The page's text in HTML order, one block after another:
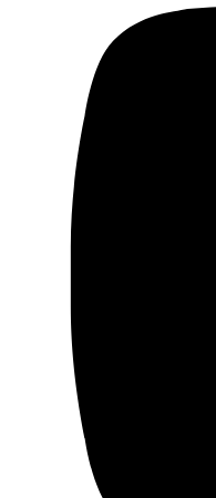
armadas”. El escenario
Shamala es que los
del movimiento Fatah
las políticas de
por las orientaciones y
palestino”. Lo que sí
Banat ha
tanto en las calles
Anterior
Abierto el
experto universitario
– español)
glocales: la creación
en la esfera